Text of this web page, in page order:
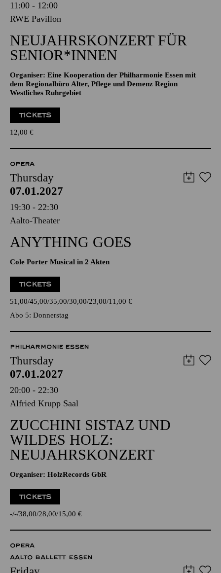
11:00 - 12:00
RWE Pavillon
NEUJAHRSKONZERT FÜR
SENIOR*INNEN
Organiser: Eine Kooperation der Philharmonie Essen mit
dem Regionalbüro Alter, Pflege und Demenz Region
Westliches Ruhrgebiet
TICKETS
12,00 €
OPERA
Thursday
07.01.2027
19:30 - 22:30
Aalto-Theater
ANYTHING GOES
Cole Porter Musical in 2 Akten
TICKETS
51,00 45,00 35,00 30,00 23,00 11,00 €
Abo 5: Donnerstag
PHILHARMONIE ESSEN
Thursday
07.01.2027
20:00 - 22:30
Alfried Krupp Saal
ZUCCHINI SISTAZ UND
WILDES HOLZ:
NEUJAHRSKONZERT
Organiser: HolzRecords GbR
TICKETS
- - 38,00 28,00 15,00 €
OPERA
AALTO BALLETT ESSEN